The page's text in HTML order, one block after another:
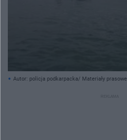
Autor: policja podkarpacka/ Materiały prasowe